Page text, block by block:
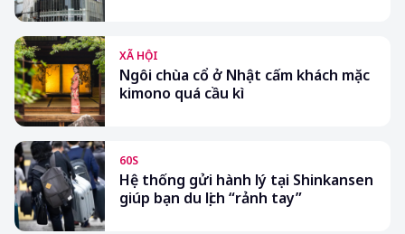
XÃ HỘI
Ngôi chùa cổ ở Nhật cấm khách mặc
kimono quá cầu kì
60S
Hệ thống gửi hành lý tại Shinkansen
giúp bạn du lịch “rảnh tay”